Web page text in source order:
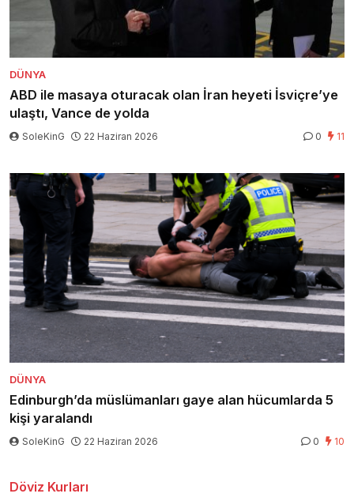
DÜNYA
ABD ile masaya oturacak olan İran heyeti İsviçre’ye
ulaştı, Vance de yolda
SoleKinG 22 Haziran 2026 0 11
DÜNYA
Edinburgh’da müslümanları gaye alan hücumlarda 5
kişi yaralandı
SoleKinG 22 Haziran 2026 0 10
Döviz Kurları